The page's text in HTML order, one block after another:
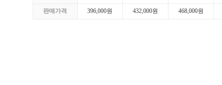
판매가격 396,000원 432,000원 468,000원